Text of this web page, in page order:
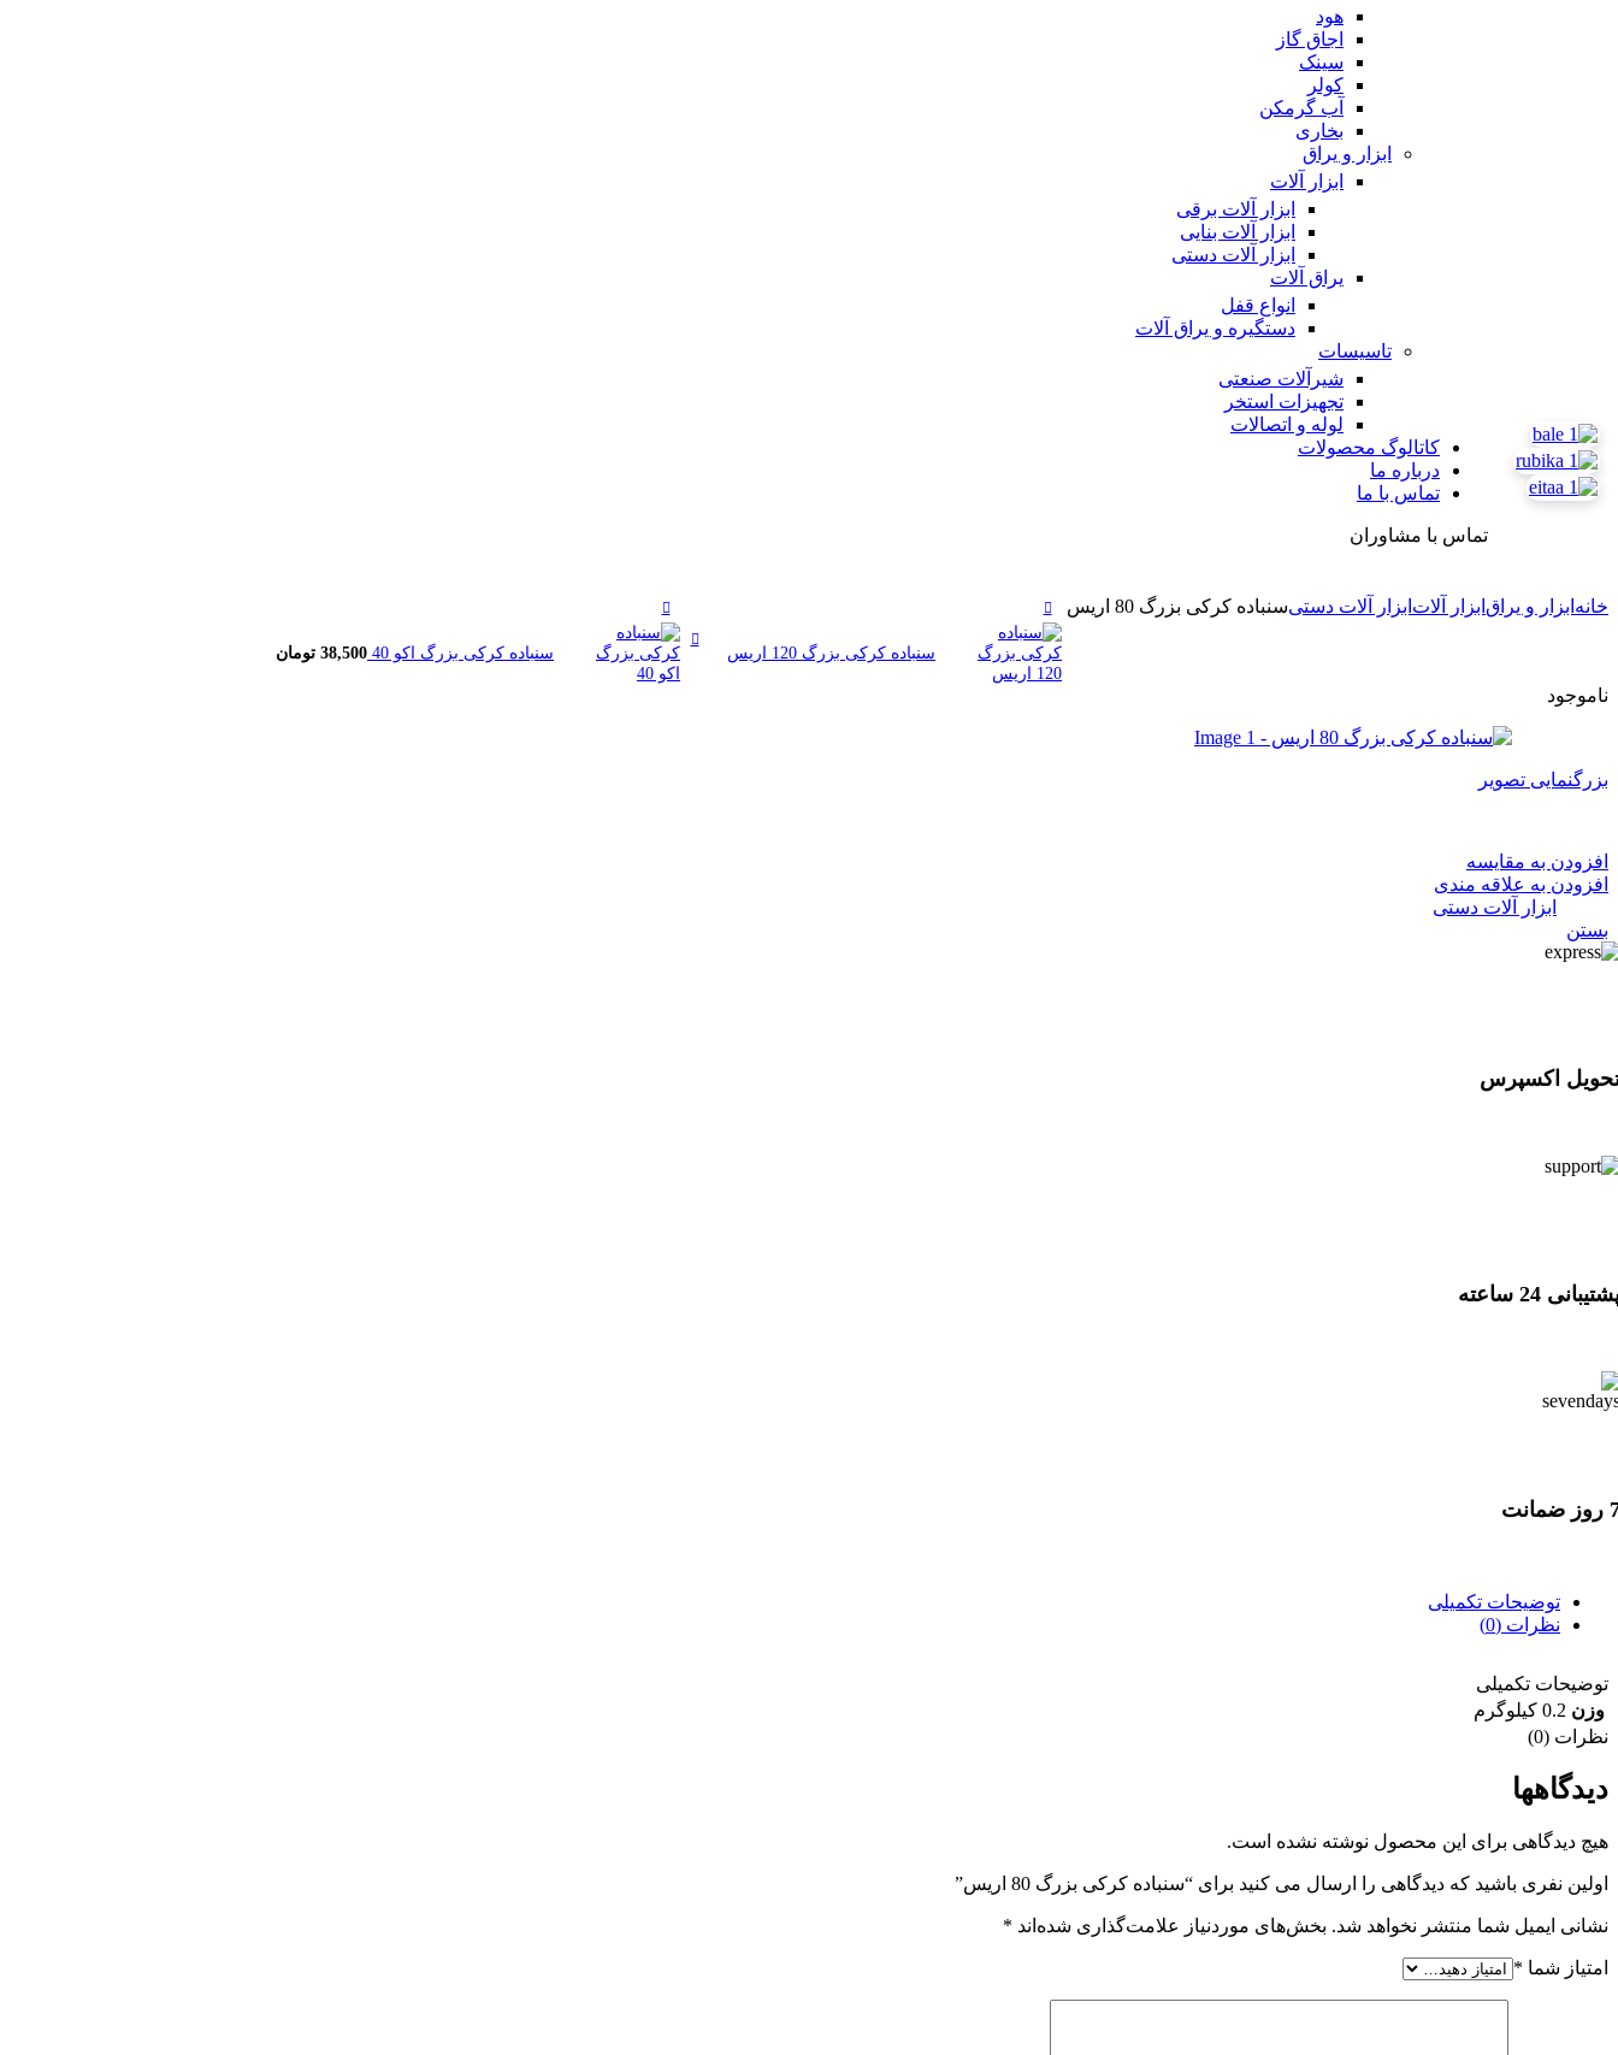
هود
اجاق گاز
سینک
کولر
آب گرمکن
بخاری
ابزار و یراق
ابزار آلات
ابزار آلات برقی
ابزار آلات بنایی
ابزار آلات دستی
یراق آلات
انواع قفل
دستگیره و یراق آلات
تاسیسات
شیرآلات صنعتی
تجهیزات استخر
لوله و اتصالات
کاتالوگ محصولات
درباره ما
تماس با ما
تماس با مشاوران
خانه ابزار و یراق ابزار آلات ابزار آلات دستیسنباده کرکی بزرگ 80 اریس
سنباده کرکی بزرگ 120 اریس سنباده کرکی بزرگ اکو 40 38,500 تومان
ناموجود
بزرگنمایی تصویر
افزودن به مقایسه
افزودن به علاقه مندی
ابزار آلات دستی
بستن
اکسپرس
24 ساعته
توضیحات تکمیلی
نظرات (0)
توضیحات تکمیلی
وزن 0.2 کیلوگرم
نظرات (0)
دیدگاهها
هیچ دیدگاهی برای این محصول نوشته نشده است.
اولین نفری باشید که دیدگاهی را ارسال می کنید برای “سنباده کرکی بزرگ 80 اریس”
نشانی ایمیل شما منتشر نخواهد شد. بخش‌های موردنیاز علامت‌گذاری شده‌اند *
امتیاز شما *